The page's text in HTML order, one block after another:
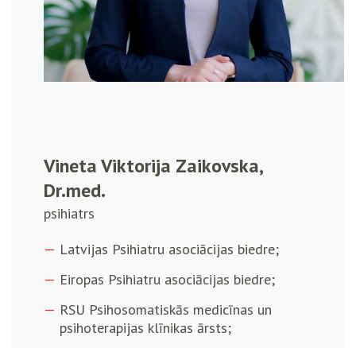
Vineta Viktorija Zaikovska,
Dr.med.
psihiatrs
Latvijas Psihiatru asociācijas biedre;
Eiropas Psihiatru asociācijas biedre;
RSU Psihosomatiskās medicīnas un
psihoterapijas klīnikas ārsts;